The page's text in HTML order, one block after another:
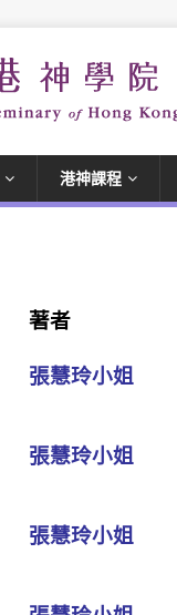
港神課程
著者
張慧玲小姐
張慧玲小姐
張慧玲小姐